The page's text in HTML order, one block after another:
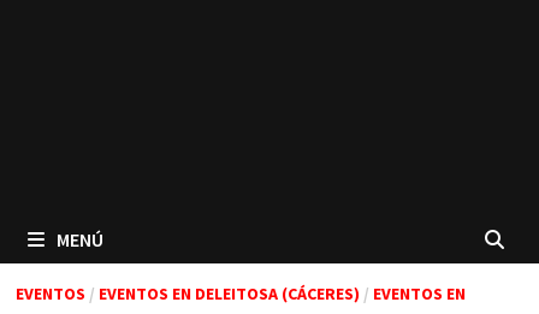
MENÚ
EVENTOS / EVENTOS EN DELEITOSA (CÁCERES) / EVENTOS EN